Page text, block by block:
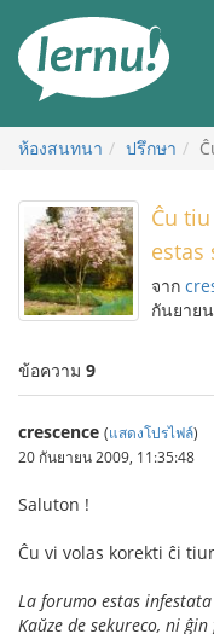
สารบัญ
ห้องสนทนา ปรึกษา
Ĉu
estas
จาก
กันยาย
ข้อความ 9
crescence (แสดงโปรไฟล์)
20 กันยายน 2009, 11:35:48
Saluton !
Ĉu vi volas korekti ĉi
La forumo estas
Kaŭze de sekureco, ni ĝin